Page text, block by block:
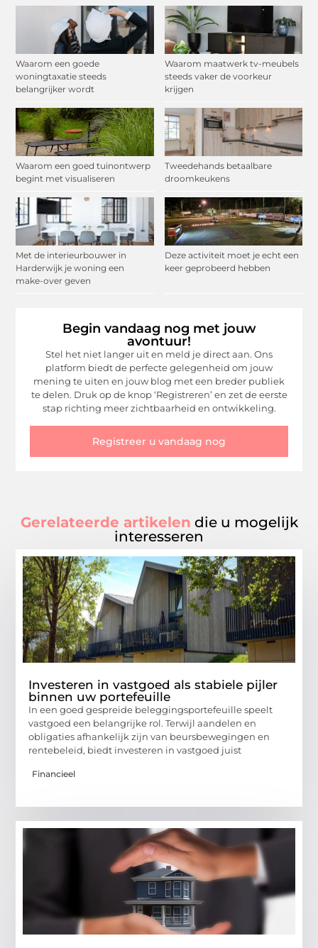
Waarom een goede
woningtaxatie steeds
belangrijker wordt
Waarom maatwerk tv-meubels
steeds vaker de voorkeur
krijgen
Waarom een goed tuinontwerp
begint met visualiseren
Tweedehands betaalbare
droomkeukens
Met de interieurbouwer in
Harderwijk je woning een
make-over geven
Deze activiteit moet je echt een
keer geprobeerd hebben
Begin vandaag nog met jouw
avontuur!
Stel het niet langer uit en meld je direct aan. Ons
platform biedt de perfecte gelegenheid om jouw
mening te uiten en jouw blog met een breder publiek
te delen. Druk op de knop ‘Registreren’ en zet de eerste
stap richting meer zichtbaarheid en ontwikkeling.
Registreer u vandaag nog
Gerelateerde artikelen die u mogelijk
interesseren
Investeren in vastgoed als stabiele pijler
binnen uw portefeuille
In een goed gespreide beleggingsportefeuille speelt
vastgoed een belangrijke rol. Terwijl aandelen en
obligaties afhankelijk zijn van beursbewegingen en
rentebeleid, biedt investeren in vastgoed juist
Financieel